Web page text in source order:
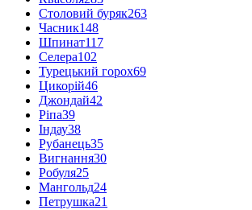
Столовий буряк263
Часник148
Шпинат117
Селера102
Турецький горох69
Цикорій46
Джондай42
Ріпа39
Індау38
Рубанець35
Вигнання30
Робуля25
Мангольд24
Петрушка21